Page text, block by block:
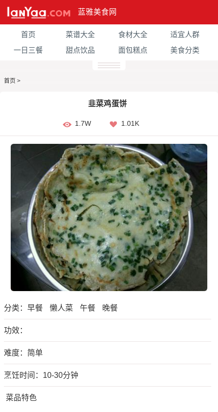
蓝雅美食网
首页 菜谱大全 食材大全
适宜人群
一日三餐
甜点饮品 面包糕点 美食分类
首页 >
韭菜鸡蛋饼
1.7W 1.01K
分类： 早餐 懒人菜 午餐 晚餐
功效：
难度：简单
烹饪时间：10-30分钟
菜品特色